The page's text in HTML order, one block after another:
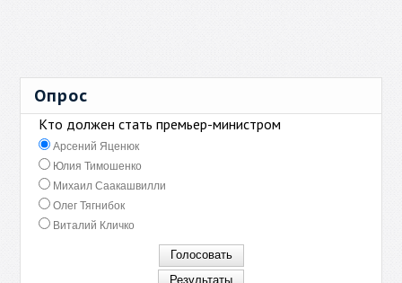
Опрос
Кто должен стать премьер-министром
Арсений Яценюк
Юлия Тимошенко
Михаил Саакашвилли
Олег Тягнибок
Виталий Кличко